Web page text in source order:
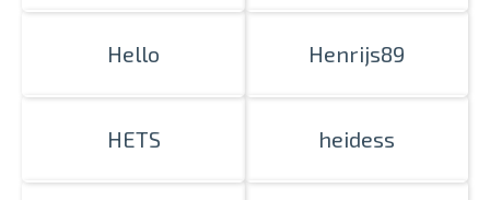
Hello Henrijs89
HETS heidess